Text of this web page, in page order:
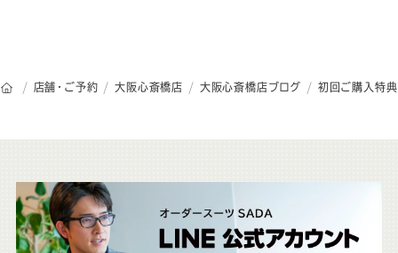
オーダースーツSADAのトップページ
店舗・ご予約 大阪心斎橋店 大阪心斎橋店ブログ 初回ご購入特典
こ
ち